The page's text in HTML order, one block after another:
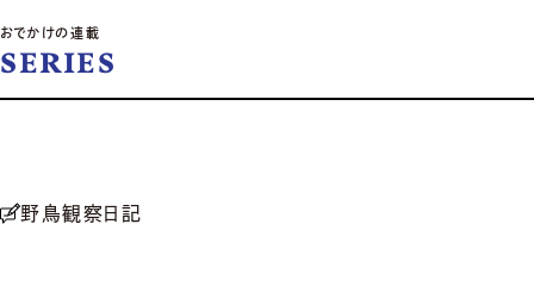
おでかけの連載
SERIES
野鳥観察日記